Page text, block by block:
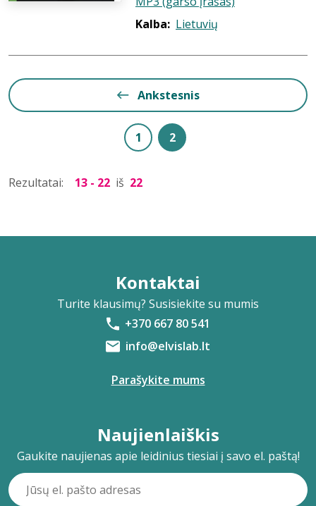
Kalba: Lietuvių
Ankstesnis
1 2
Rezultatai: 13 - 22 iš 22
Kontaktai
Turite klausimų? Susisiekite su mumis
+370 667 80 541
info@elvislab.lt
Parašykite mums
Naujienlaiškis
Gaukite naujienas apie leidinius tiesiai į savo el. paštą!